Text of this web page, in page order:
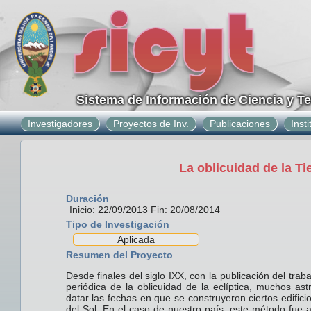
Sistema de Información de Ciencia y
Investigadores Proyectos de Inv. Publicaciones
La oblicuidad de la
Duración
Inicio: 22/09/2013 Fin: 20/08/2014
Tipo de Investigación
Aplicada
Resumen del Proyecto
Desde finales del siglo IXX, con la publicación del
periódica de la oblicuidad de la eclíptica, muchos
datar las fechas en que se construyeron ciertos